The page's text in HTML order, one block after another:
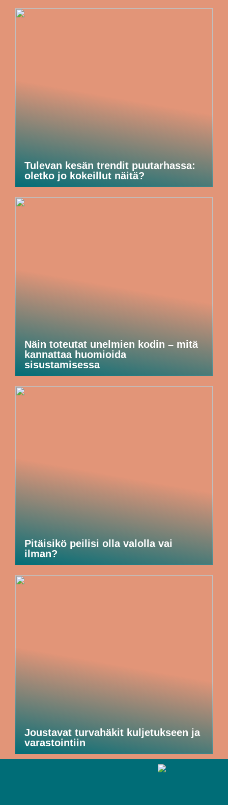
Tulevan kesän trendit puutarhassa:
oletko jo kokeillut näitä?
Näin toteutat unelmien kodin – mitä
kannattaa huomioida
sisustamisessa
Pitäisikö peilisi olla valolla vai
ilman?
Joustavat turvahäkit kuljetukseen ja
varastointiin